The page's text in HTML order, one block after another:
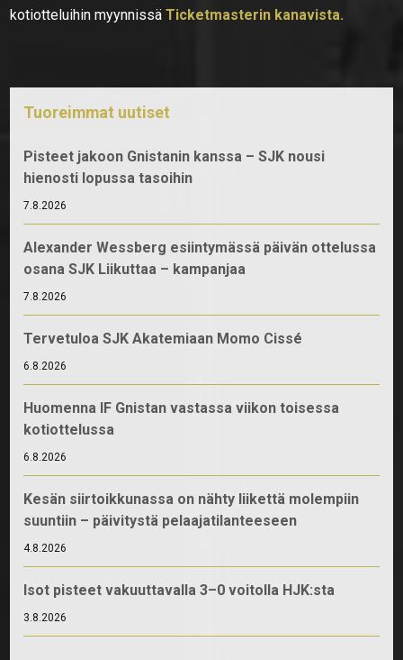
kotiotteluihin myynnissäTicketmasterin kanavista.
Tuoreimmat uutiset
Pisteet jakoon Gnistanin kanssa – SJK nousi
hienosti lopussa tasoihin
7.8.2026
Alexander Wessberg esiintymässä päivän ottelussa
osana SJK Liikuttaa – kampanjaa
7.8.2026
Tervetuloa SJK Akatemiaan Momo Cissé
6.8.2026
Huomenna IF Gnistan vastassa viikon toisessa
kotiottelussa
6.8.2026
Kesän siirtoikkunassa on nähty liikettä molempiin
suuntiin – päivitystä pelaajatilanteeseen
4.8.2026
Isot pisteet vakuuttavalla 3–0 voitolla HJK:sta
3.8.2026